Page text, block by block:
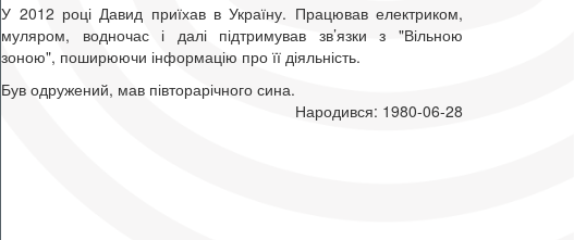
У 2012 році Давид приїхав в Україну. Працював електриком,
муляром, водночас і далі підтримував зв’язки з "Вільною
зоною", поширюючи інформацію про її діяльність.
Був одружений, мав півторарічного сина.
Народився: 1980-06-28